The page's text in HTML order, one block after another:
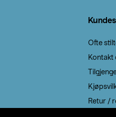
Ofte
Kontakt
Retur /